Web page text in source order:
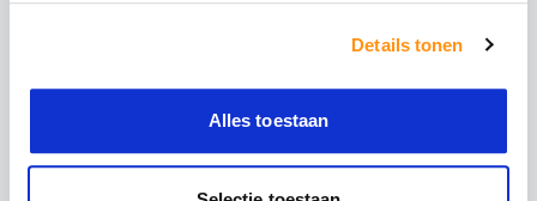
Details tonen
Alles toestaan
Bestand tegen grote temperatuurverschillen
Voldoet aan EN 12150-1 norm